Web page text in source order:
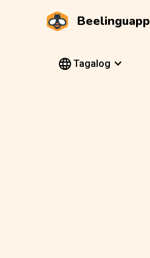
Beelinguapp
Tagalog